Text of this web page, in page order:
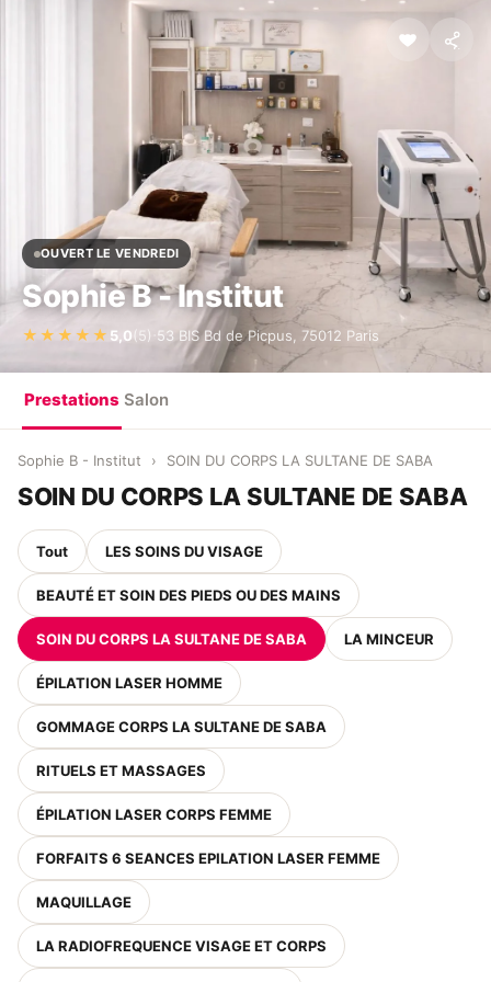
OUVERT LE VENDREDI
Sophie B - Institut
★★★★★ 5,0(5) ·53 BIS Bd de Picpus, 75012 Paris
Prestations Salon
Sophie B - Institut › SOIN DU CORPS LA SULTANE DE SABA
SOIN DU CORPS LA SULTANE DE SABA
Tout LES SOINS DU VISAGE
BEAUTÉ ET SOIN DES PIEDS OU DES MAINS
SOIN DU CORPS LA SULTANE DE SABA LA MINCEUR
ÉPILATION LASER HOMME
GOMMAGE CORPS LA SULTANE DE SABA
RITUELS ET MASSAGES
ÉPILATION LASER CORPS FEMME
FORFAITS 6 SEANCES EPILATION LASER FEMME
MAQUILLAGE
LA RADIOFREQUENCE VISAGE ET CORPS